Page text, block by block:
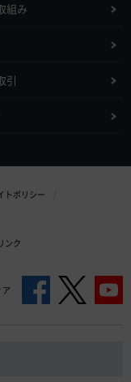
組み
引
トポリシー
ンク